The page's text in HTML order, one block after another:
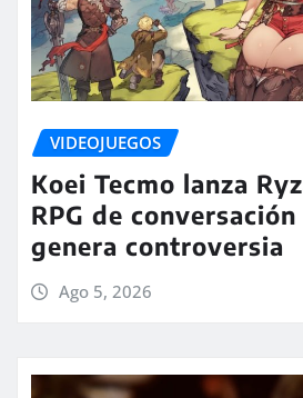
VIDEOJUEGOS
Koei Tecmo lanza
RPG de
genera controversia
Ago 5, 2026